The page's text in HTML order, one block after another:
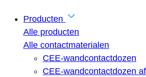
Producten
Alle producten
Alle contactmaterialen
CEE-wandcontactdozen
CEE-wandcontactdozen